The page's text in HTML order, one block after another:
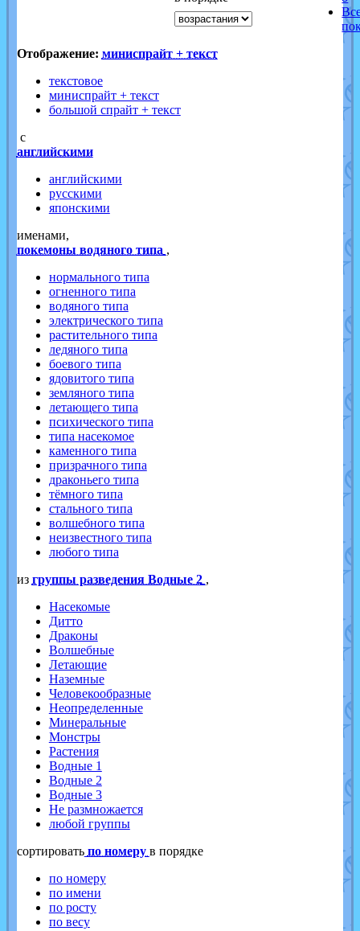
Отображение: миниспрайт + текст
текстовое
миниспрайт + текст
большой спрайт + текст
с
английскими
английскими
русскими
японскими
именами,
покемоны водяного типа ,
нормального типа
огненного типа
водяного типа
электрического типа
растительного типа
ледяного типа
боевого типа
ядовитого типа
земляного типа
летающего типа
психического типа
типа насекомое
каменного типа
призрачного типа
драконьего типа
тёмного типа
стального типа
волшебного типа
неизвестного типа
любого типа
из группы разведения Водные 2 ,
Насекомые
Дитто
Драконы
Волшебные
Летающие
Наземные
Человекообразные
Неопределенные
Минеральные
Монстры
Растения
Водные 1
Водные 2
Водные 3
Не размножается
любой группы
cортировать по номеру в порядке
по номеру
по имени
по росту
по весу